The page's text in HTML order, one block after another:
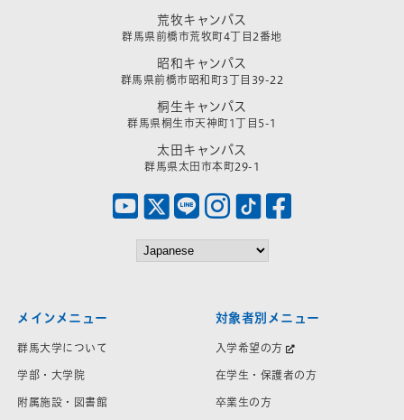
荒牧キャンパス
群馬県前橋市荒牧町4丁目2番地
昭和キャンパス
群馬県前橋市昭和町3丁目39-22
桐生キャンパス
群馬県桐生市天神町1丁目5-1
太田キャンパス
群馬県太田市本町29-1
メインメニュー
群馬大学について
学部・大学院
附属施設・図書館
対象者別メニュー
入学希望の方
在学生・保護者の方
卒業生の方